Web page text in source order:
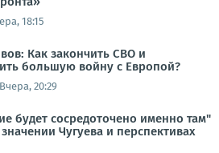
18:15
Как закончить СВО и
большую войну с Европой?
Вчера, 20:29
будет сосредоточено именно там"
Чугуева и перспективах